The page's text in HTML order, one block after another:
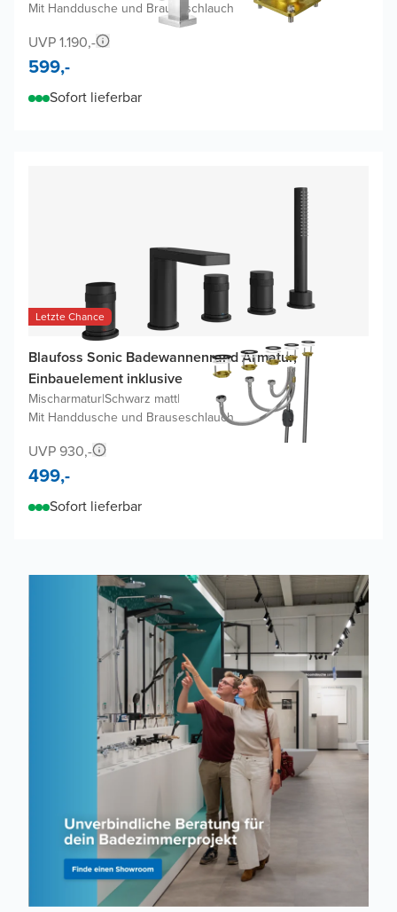
Mit Handdusche und Brauseschlauch
UVP 1.190,-
599,-
Sofort lieferbar
Letzte Chance
Blaufoss Sonic Badewannenrand Armatur,
Einbauelement inklusive
Mischarmatur|Schwarz matt|
Mit Handdusche und Brauseschlauch
UVP 930,-
499,-
Sofort lieferbar